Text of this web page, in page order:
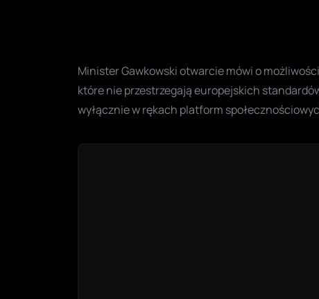
Minister Gawkowski otwarcie mówi o
które nie przestrzegają europejskich
wyłącznie w rękach platform